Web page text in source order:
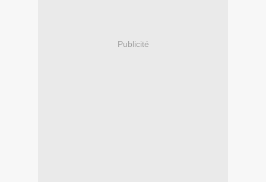
Publicité